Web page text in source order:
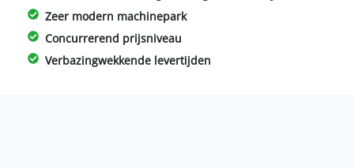
Zeer modern machinepark
Concurrerend prijsniveau
Verbazingwekkende levertijden